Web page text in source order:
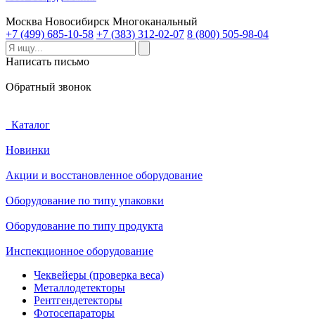
Москва Новосибирск Многоканальный
+7 (499) 685-10-58 +7 (383) 312-02-07 8 (800) 505-98-04
Написать письмо
Обратный звонок
Каталог
Новинки
Акции и восстановленное оборудование
Оборудование по типу упаковки
Оборудование по типу продукта
Инспекционное оборудование
Чеквейеры (проверка веса)
Металлодетекторы
Рентгендетекторы
Фотосепараторы